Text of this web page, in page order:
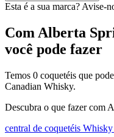
Esta é a sua marca? Avise-
Com Alberta
você pode fazer
Temos 0 coquetéis que
Canadian Whisky.
Descubra o que fazer com
central de coquetéis